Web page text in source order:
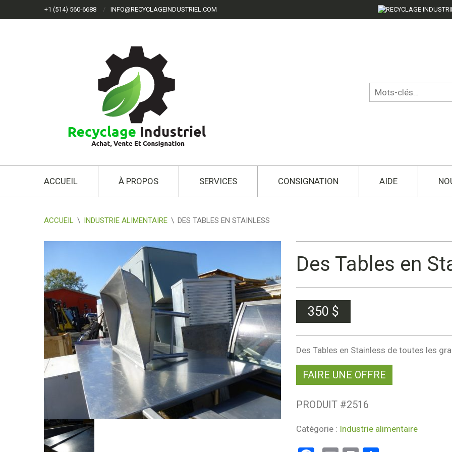
+1 (514) 560-6688 INFO@RECYCLAGEINDUSTRIEL.COM
ACCUEIL À PROPOS SERVICES CONSIGNATION AIDE
ACCUEIL \ INDUSTRIE ALIMENTAIRE \ DES TABLES EN STAINLESS
Des Tables en
350 $
Des Tables en Stainless de toutes les
FAIRE UNE OFFRE
PRODUIT #2516
Catégorie : Industrie alimentaire